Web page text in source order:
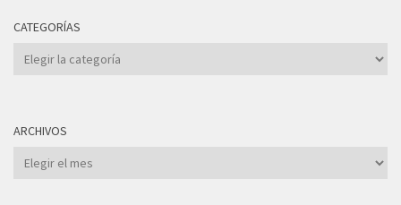
CATEGORÍAS
Categorías
ARCHIVOS
Archivos